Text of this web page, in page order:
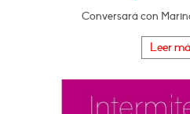
Conversará con
Leer